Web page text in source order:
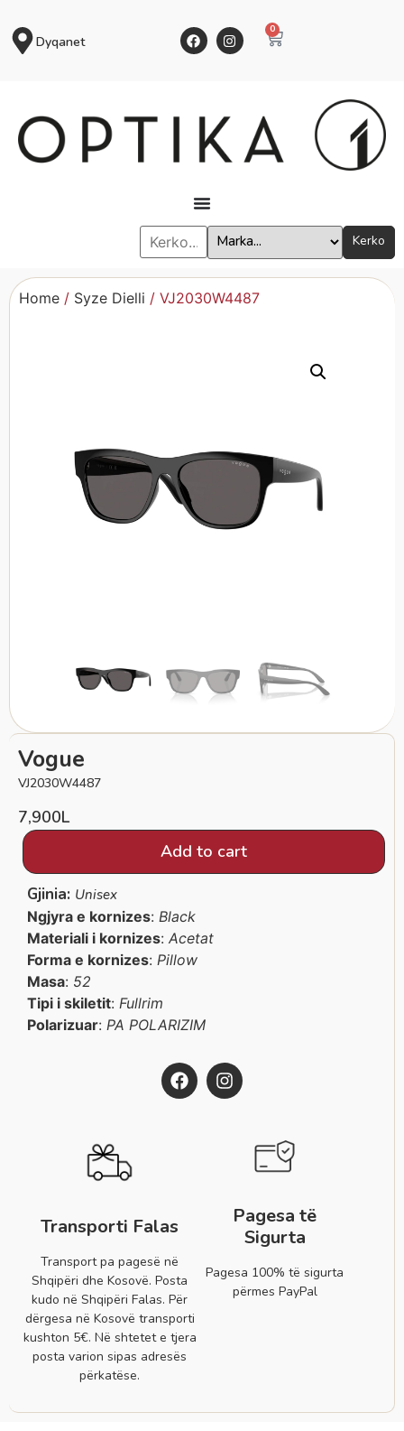
Dyqanet
0
Kerko
Home / Syze Dielli / VJ2030W4487
Vogue
VJ2030W4487
7,900L
Add to cart
Gjinia: Unisex
Ngjyra e kornizes: Black
Materiali i kornizes: Acetat
Forma e kornizes: Pillow
Masa: 52
Tipi i skiletit: Fullrim
Polarizuar: PA POLARIZIM
Transporti Falas
Transport pa pagesë në
Shqipëri dhe Kosovë. Posta
kudo në Shqipëri Falas. Për
dërgesa në Kosovë transporti
kushton 5€. Në shtetet e tjera
posta varion sipas adresës
përkatëse.
Pagesa të
Sigurta
Pagesa 100% të sigurta
përmes PayPal